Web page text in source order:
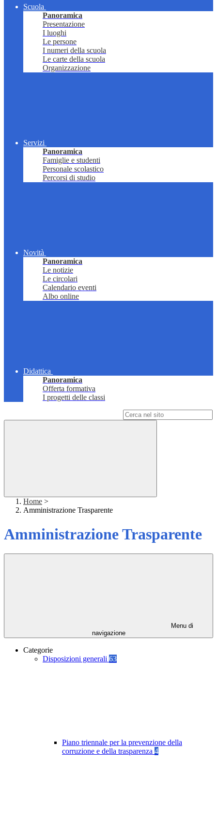
Scuola
Panoramica
Presentazione
I luoghi
Le persone
I numeri della scuola
Le carte della scuola
Organizzazione
Servizi
Panoramica
Famiglie e studenti
Personale scolastico
Percorsi di studio
Novità
Panoramica
Le notizie
Le circolari
Calendario eventi
Albo online
Didattica
Panoramica
Offerta formativa
I progetti delle classi
Home >
Amministrazione Trasparente
Amministrazione Trasparente
Menu di
navigazione
Categorie
Disposizioni generali 63
Piano triennale per la prevenzione della
corruzione e della trasparenza 4